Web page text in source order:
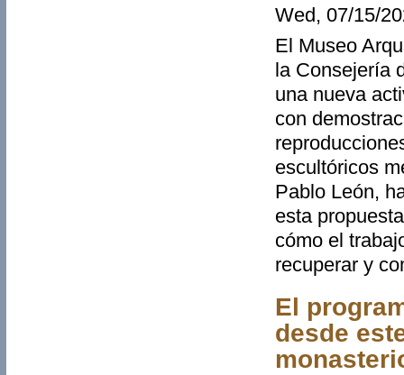
Wed, 07/15/
El Museo
la Consejería
una nueva
con
escultóricos
Pablo León,
esta
cómo el
recuperar y
El
desde